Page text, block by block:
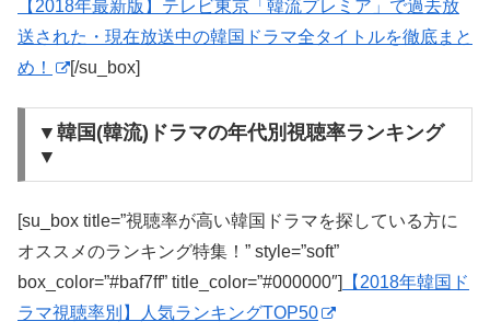
【2018年最新版】テレビ東京「韓流プレミア」で過去放
送された・現在放送中の韓国ドラマ全タイトルを徹底まと
め！
[/su_box]
▼韓国(韓流)ドラマの年代別視聴率ランキング
▼
[su_box title=”視聴率が高い韓国ドラマを探している方に
オススメのランキング特集！” style=”soft”
box_color=”#baf7ff” title_color=”#000000″]
【2018年韓国ド
ラマ視聴率別】人気ランキングTOP50